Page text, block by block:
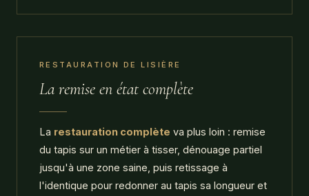
RESTAURATION DE LISIÈRE
La remise en état complète
La restauration complète va plus loin : remise
du tapis sur un métier à tisser, dénouage partiel
jusqu'à une zone saine, puis retissage à
l'identique pour redonner au tapis sa longueur et